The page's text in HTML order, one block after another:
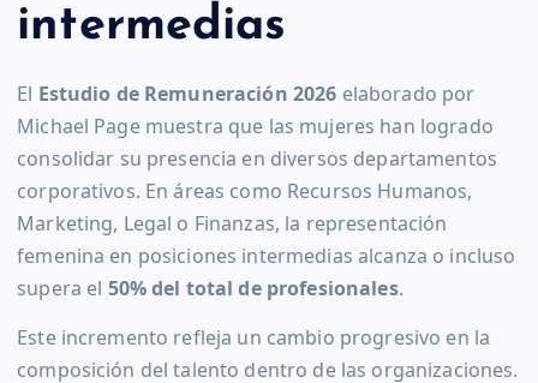
intermedias
El Estudio de Remuneración 2026 elaborado por
Michael Page muestra que las mujeres han logrado
consolidar su presencia en diversos departamentos
corporativos. En áreas como Recursos Humanos,
Marketing, Legal o Finanzas, la representación
femenina en posiciones intermedias alcanza o incluso
supera el 50% del total de profesionales.
Este incremento refleja un cambio progresivo en la
composición del talento dentro de las organizaciones.